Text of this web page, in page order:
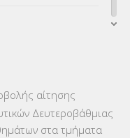
αίτησης
Δευτεροβάθμιας
στα τμήματα